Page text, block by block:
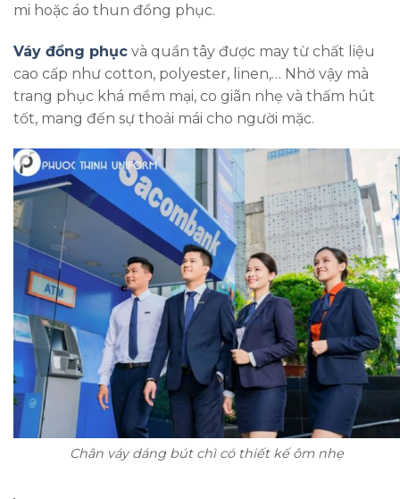
mi hoặc áo thun đồng phục.
Váy đồng phục và quần tây được may từ chất liệu
cao cấp như cotton, polyester, linen,… Nhờ vậy mà
trang phục khá mềm mại, co giãn nhẹ và thấm hút
tốt, mang đến sự thoải mái cho người mặc.
Chân váy dáng bút chì có thiết kế ôm nhẹ